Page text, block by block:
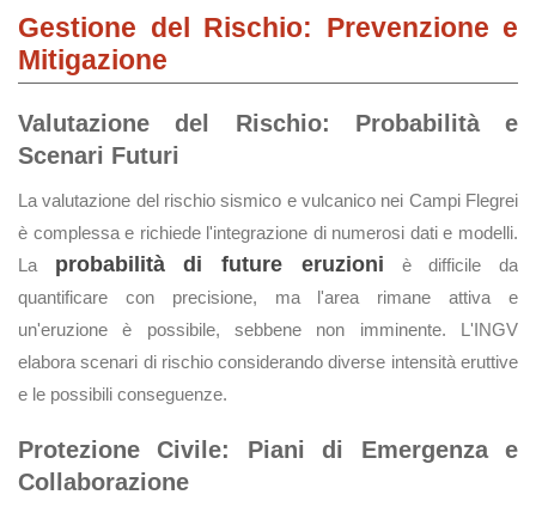
Gestione del Rischio: Prevenzione e
Mitigazione
Valutazione del Rischio: Probabilità e
Scenari Futuri
La valutazione del rischio sismico e vulcanico nei Campi Flegrei
è complessa e richiede l'integrazione di numerosi dati e modelli.
La probabilità di future eruzioni è difficile da
quantificare con precisione, ma l'area rimane attiva e
un'eruzione è possibile, sebbene non imminente. L'INGV
elabora scenari di rischio considerando diverse intensità eruttive
e le possibili conseguenze.
Protezione Civile: Piani di Emergenza e
Collaborazione